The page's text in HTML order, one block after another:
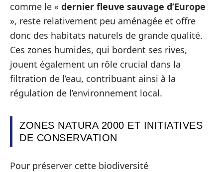
comme le « dernier fleuve sauvage d’Europe
», reste relativement peu aménagée et offre
donc des habitats naturels de grande qualité.
Ces zones humides, qui bordent ses rives,
jouent également un rôle crucial dans la
filtration de l’eau, contribuant ainsi à la
régulation de l’environnement local.
ZONES NATURA 2000 ET INITIATIVES
DE CONSERVATION
Pour préserver cette biodiversité